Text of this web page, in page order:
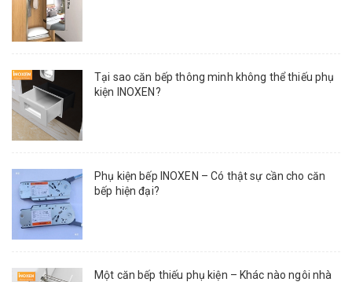
Tại sao căn bếp thông minh không thể thiếu phụ
kiện INOXEN?
Phụ kiện bếp INOXEN – Có thật sự cần cho căn
bếp hiện đại?
Một căn bếp thiếu phụ kiện – Khác nào ngôi nhà